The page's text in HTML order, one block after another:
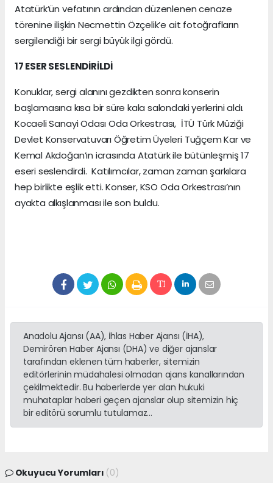
Atatürk’ün vefatının ardından düzenlenen cenaze
törenine ilişkin Necmettin Özçelik’e ait fotoğrafların
sergilendiği bir sergi büyük ilgi gördü.
17 ESER SESLENDİRİLDİ
Konuklar, sergi alanını gezdikten sonra konserin
başlamasına kısa bir süre kala salondaki yerlerini aldı.
Kocaeli Sanayi Odası Oda Orkestrası, İTÜ Türk Müziği
Devlet Konservatuvarı Öğretim Üyeleri Tuğçem Kar ve
Kemal Akdoğan’ın icrasında Atatürk ile bütünleşmiş 17
eseri seslendirdi. Katılımcılar, zaman zaman şarkılara
hep birlikte eşlik etti. Konser, KSO Oda Orkestrası’nın
ayakta alkışlanması ile son buldu.
Anadolu Ajansı (AA), İhlas Haber Ajansı (İHA),
Demirören Haber Ajansı (DHA) ve diğer ajanslar
tarafından eklenen tüm haberler, sitemizin
editörlerinin müdahalesi olmadan ajans kanallarından
çekilmektedir. Bu haberlerde yer alan hukuki
muhataplar haberi geçen ajanslar olup sitemizin hiç
bir editörü sorumlu tutulamaz...
Okuyucu Yorumları (0)